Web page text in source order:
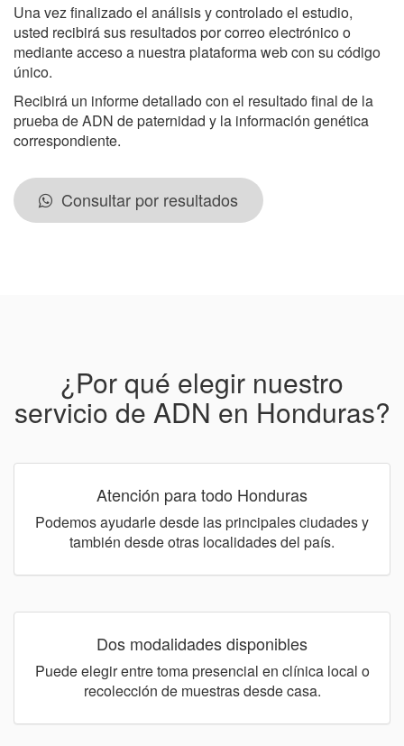
Una vez finalizado el análisis y controlado el estudio,
usted recibirá sus resultados por correo electrónico o
mediante acceso a nuestra plataforma web con su código
único.
Recibirá un informe detallado con el resultado final de la
prueba de ADN de paternidad y la información genética
correspondiente.
Consultar por resultados
¿Por qué elegir nuestro
servicio de ADN en Honduras?
Atención para todo Honduras
Podemos ayudarle desde las principales ciudades y
también desde otras localidades del país.
Dos modalidades disponibles
Puede elegir entre toma presencial en clínica local o
recolección de muestras desde casa.